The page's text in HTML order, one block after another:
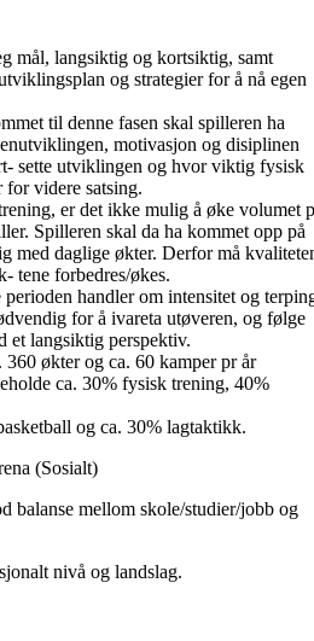
mål, langsiktig og kortsiktig, samt
og strategier for å nå egen
til denne fasen skal spilleren ha
motivasjon og disiplinen
sette utviklingen og hvor viktig fysisk
for videre satsing.
er det ikke mulig å øke volumet
Spilleren skal da ha kommet opp på
med daglige økter. Derfor må
tene forbedres/økes.
handler om intensitet og
for å ivareta utøveren, og følge
et langsiktig perspektiv.
360 økter og ca. 60 kamper pr år
ca. 30% fysisk trening, 40%
og ca. 30% lagtaktikk.
(Sosialt)
balanse mellom skole/studier/jobb og
nivå og landslag.